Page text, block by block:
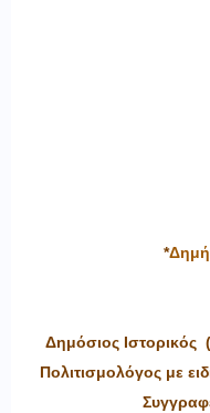
*
Δημόσιος
Πολιτισμολόγος με